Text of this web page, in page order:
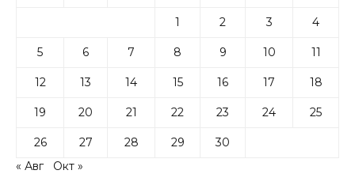
1 2 3 4
5 6 7 8 9 10 11
12 13 14 15 16 17 18
19 20 21 22 23 24 25
26 27 28 29
30
« Авг
Окт »